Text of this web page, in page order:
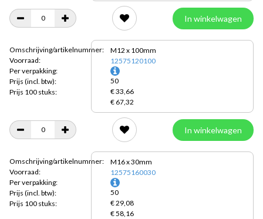
In winkelwagen
Omschrijving/artikelnummer:
Voorraad:
Per verpakking:
Prijs (incl. btw):
Prijs 100 stuks:
M12 x 100mm
12575120100
50
€ 33,66
€ 67,32
In winkelwagen
Omschrijving/artikelnummer:
Voorraad:
Per verpakking:
Prijs (incl. btw):
Prijs 100 stuks:
M16 x 30mm
12575160030
50
€ 29,08
€ 58,16